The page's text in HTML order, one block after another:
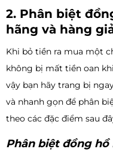
2. Phân biệt
hãng và hàng
Khi bỏ tiền ra mua một
không bị mất tiền oan
vậy bạn hãy trang bị
và nhanh gọn để phân
theo các đặc điểm sau
Phân biệt đồng